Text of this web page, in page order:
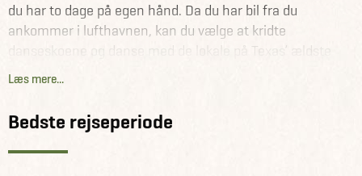
du har to dage på egen hånd. Da du har bil fra du
ankommer i lufthavnen, kan du vælge at kridte
danseskoene og danse med de lokale på Texas’ ældste
Dance Hall i New Braunfels. Gør stop i Texas’ barbecue
historiske San Antonio. Fra San Antonio går turen til
Fredericksburg, hvor der er god tid til at nyde områdets
fantastiske vin og smukke natur inden du fortsætter til
Læs mere...
Bedste rejseperiode